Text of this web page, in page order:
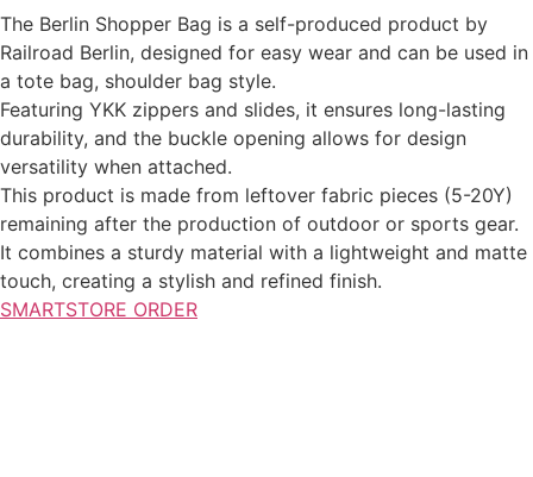
The Berlin Shopper Bag is a self-produced product by
Railroad Berlin, designed for easy wear and can be used in
a tote bag, shoulder bag style.
Featuring YKK zippers and slides, it ensures long-lasting
durability, and the buckle opening allows for design
versatility when attached.
This product is made from leftover fabric pieces (5-20Y)
remaining after the production of outdoor or sports gear.
It combines a sturdy material with a lightweight and matte
touch, creating a stylish and refined finish.
SMARTSTORE ORDER